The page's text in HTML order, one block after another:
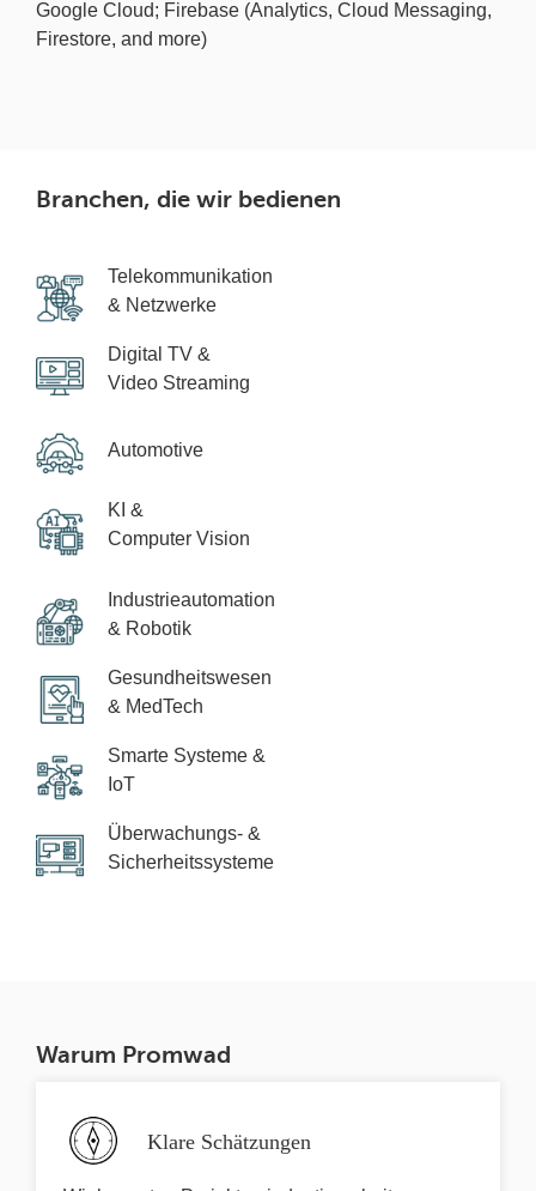
Google Cloud; Firebase (Analytics, Cloud Messaging,
Firestore, and more)
Branchen, die wir bedienen
Telekommunikation
& Netzwerke
Digital TV &
Video Streaming
Automotive
KI &
Computer Vision
Industrieautomation
& Robotik
Gesundheitswesen
& MedTech
Smarte Systeme &
IoT
Überwachungs- &
Sicherheitssysteme
Warum Promwad
Klare Schätzungen